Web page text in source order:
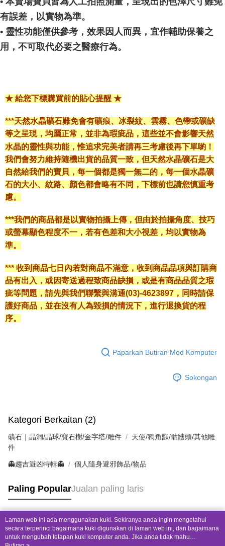
有誤差，以實物為準。
• 靈性功能僅供參考，效果因人而異，宜作輔助保養之
用，不可取代必要之醫療行為。
★ 給您下標購買前的貼心提醒 ★
***天然水晶礦石難免會有礦痕、冰裂紋、雲霧、色帶或礦缺
等之呈現，均屬正常，並非為瑕疵品，這些並不會影響天然
水晶的靈性與功能，惟追求完美者請再三考慮後再下單喲！
我們會努力維持隨機出貨的品質一致，但天然水晶礦石是大
自然給我們的寶貝，每一個都是獨一無二的，每一個水晶礦
石的大小、紋路、顏色都會略有不同，下標前也請您慎重考
慮。
***我們的商品都是以實物拍攝上傳，但由於拍攝角度、技巧
或螢幕顯色程度不一，若有色差和大小視差，均以實物為
準。
*** 收到商品七日內若對商品不滿意，收到商品品項與訂購商
品有出入，或因寄送過程致商品缺損，或是有商品品質之瑕
疵等問題，請先與我們聯繫與溝通(03)-4623897，同時請保
護好商品，並在沒有人為毀損的情況下，進行退換貨的程
序。
Paparkan Butiran Mod Komputer
Sokongan
Kategori Berkaitan (2)
礦石｜晶洞/晶球/寶石樹/金字塔/雕件
天使/獨角獸/骷髏頭/其他雕
件
👻趨吉避凶特輯👻 個人隨身避邪飾品/物品
Paling PopularJualan paling laris
Tag Popular
Laman web ini ada menggunakan kuki. Sekiranya anda ingin mengetahui
secara terperinci bagaimana kuki digunakan di laman web ini, dan bagaimana
untuk mengubah tetapan kuki komputer anda. Jika anda tidak mahu